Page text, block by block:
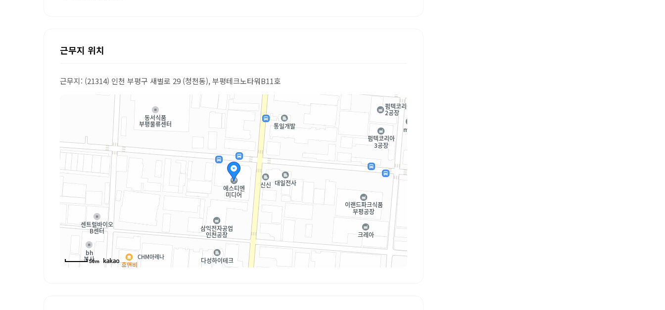
근무지 위치
근무지: (21314) 인천 부평구 새벌로 29 (청천동), 부평테크노타워B11호
50m